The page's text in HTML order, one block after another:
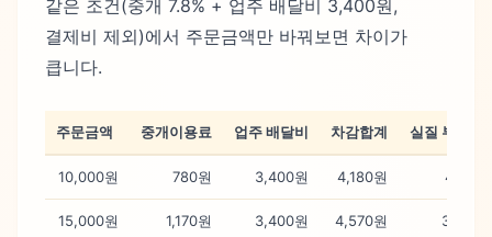
같은 조건(중개 7.8% + 업주 배달비 3,400원,
결제비 제외)에서 주문금액만 바꿔보면 차이가
큽니다.
주문금액 중개이용료 업주 배달비 차감합계 실질 부담률
10,000원 780원 3,400원 4,180원 41.8%
15,000원 1,170원 3,400원 4,570원 30.5%